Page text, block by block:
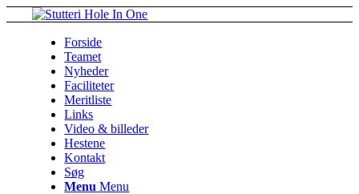
Forside
Teamet
Nyheder
Faciliteter
Meritliste
Links
Video & billeder
Hestene
Kontakt
Søg
Menu Menu